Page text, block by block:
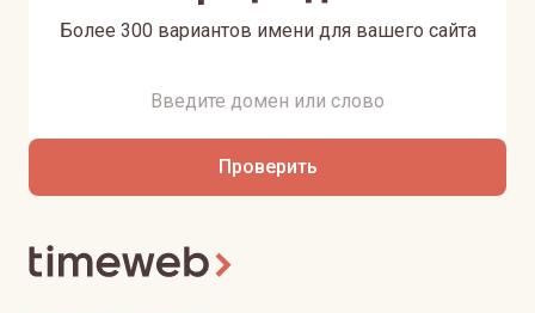
Более 300 вариантов имени для вашего сайта
Проверить